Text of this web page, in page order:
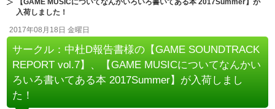
【GAME MUSICについてなんかいろいろ書いてある本 2017Summer】が
入荷しました！
2017年08月18日 金曜日
サークル：中杜D報告書様の【GAME SOUNDTRACK
REPORT vol.7】、【GAME MUSICについてなんかい
ろいろ書いてある本 2017Summer】が入荷しまし
た！